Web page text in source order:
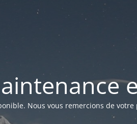
Nous vous remercions de votre